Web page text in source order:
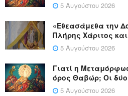
5 Αυγούστου 2026
«Εθεασάμεθα την
Πλήρης Χάριτος
5 Αυγούστου 2026
Γιατί η
όρος Θαβώρ; Οι δύο
5 Αυγούστου 2026